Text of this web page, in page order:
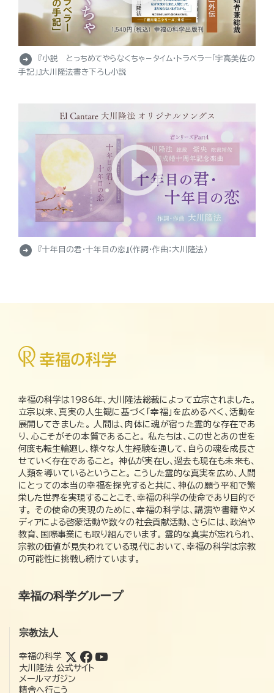
arrow_circle_right
『小説 とっちめてやらなくちゃ－タイム・トラベラー「宇高美佐の
手記」』大川隆法書き下ろし小説
arrow_circle_right 『十年目の君・十年目の恋』（作詞・作曲：大川隆法）
幸福の科学は1986年、大川隆法総裁によって立宗されました。
立宗以来、真実の人生観に基づく「幸福」を広めるべく、活動を
展開してきました。 人間は、肉体に魂が宿った霊的な存在であ
り、心こそがその本質であること。 私たちは、この世とあの世を
何度も転生輪廻し、様々な人生経験を通して、自らの魂を成長さ
せていく存在であること。 神仏が実在し、過去も現在も未来も、
人類を導いているということ。 こうした霊的な真実を広め、人間
にとっての本当の幸福を探究すると共に、神仏の願う平和で繁
栄した世界を実現することこそ、幸福の科学の使命であり目的で
す。 その使命の実現のために、幸福の科学は、講演や書籍やメ
ディアによる啓蒙活動や数々の社会貢献活動、さらには、政治や
教育、国際事業にも取り組んでいます。 霊的な真実が忘れられ、
宗教の価値が見失われている現代において、幸福の科学は宗教
の可能性に挑戦し続けています。
幸福の科学グループ
宗教法人
幸福の科学
大川隆法 公式サイト
メールマガジン
精舎へ行こう